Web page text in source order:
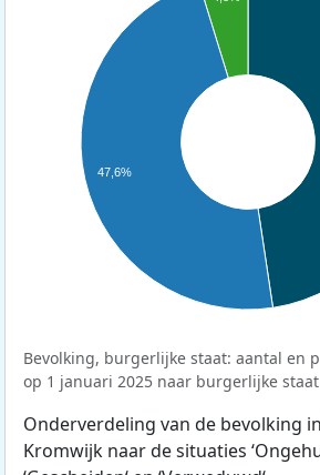
47,6%
Bevolking, burgerlijke staat: aantal en
op 1 januari 2025 naar burgerlijke
Onderverdeling van de bevolking
Kromwijk naar de situaties